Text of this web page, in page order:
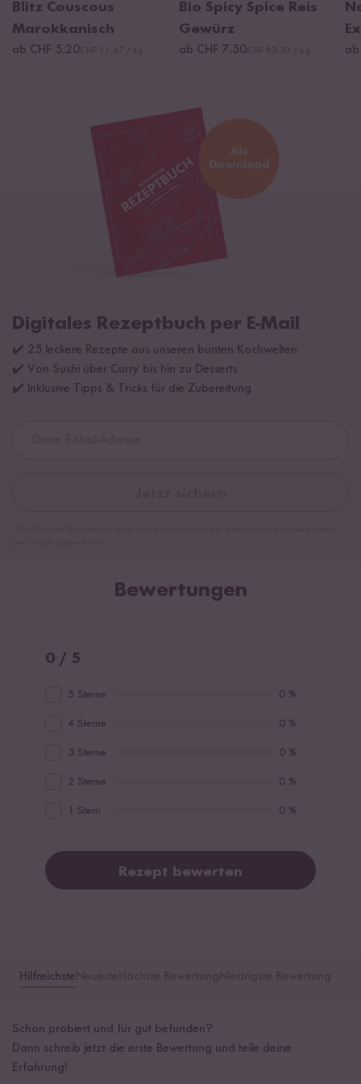
Blitz Couscous
Marokkanisch
ab CHF 5.20
Bio Spicy Spice Reis
Gewürz
ab CHF 7.50CHF 83.33 / kg
Digitales Rezeptbuch per E-Mail
✔️ 25 leckere Rezepte aus unseren bunten Kochwelten
✔️ Von Sushi über Curry bis hin zu Desserts
✔️ Inklusive Tipps & Tricks für die Zubereitung
Bewertungen
0 / 5
5 Sterne 0 %
4 Sterne 0 %
3 Sterne 0 %
2 Sterne 0 %
1 Stern 0 %
Rezept bewerten
Hilfreichste
Schon probiert und für gut befunden?
Dann schreib jetzt die erste Bewertung und teile deine
Erfahrung!